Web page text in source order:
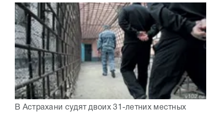
В Астрахани судят двоих 31-летних местных